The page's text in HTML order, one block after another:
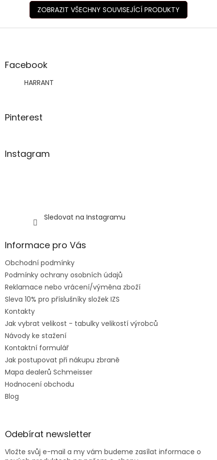
ZOBRAZIT VŠECHNY SOUVISEJÍCÍ PRODUKTY
Z
aFacebook
HARRANT
Pinterest
Instagram
Sledovat na Instagramu
Informace pro Vás
Obchodní podmínky
Podmínky ochrany osobních údajů
Reklamace nebo vrácení/výměna zboží
Sleva 10% pro příslušníky složek IZS
Kontakty
Jak vybrat velikost - tabulky velikostí výrobců
Návody ke stažení
Kontaktní formulář
Jak postupovat při nákupu zbraně
Mapa dealerů Schmeisser
Hodnocení obchodu
Blog
Odebírat newsletter
Vložte svůj e-mail a my vám budeme zasílat informace o